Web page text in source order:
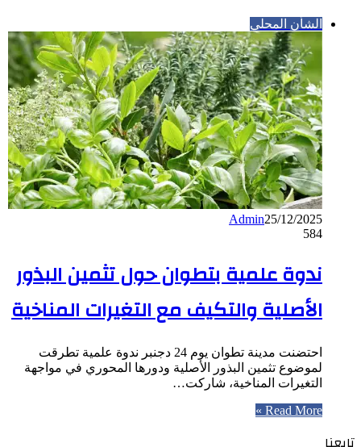
الشأن المحلي
Admin25/12/2025
584
ندوة علمية بتطوان حول تثمين البذور
الأصلية والتكيف مع التغيرات المناخية
احتضنت مدينة تطوان يوم 24 دجنبر ندوة علمية تطرقت
لموضوع تثمين البذور الأصلية ودورها المحوري في مواجهة
التغيرات المناخية، شاركت…
Read More »